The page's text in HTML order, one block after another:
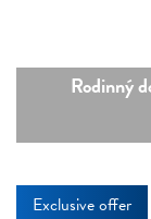
Rodinný
Exclusive offer